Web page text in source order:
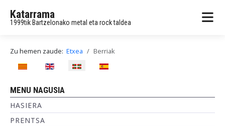
Katarrama
1999tik Bartzelonako metal eta rock taldea
Zu hemen zaude: Etxea Berriak
Hautatu hizkuntza
MENU NAGUSIA
HASIERA
PRENTSA